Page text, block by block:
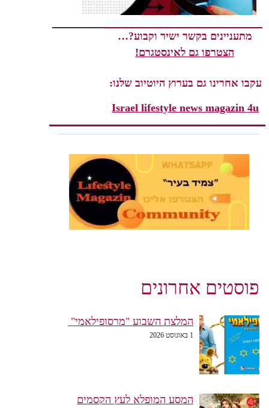
מתעניינים בקשר ישיר וקבוע?…
הצטרפו גם לאינסטגרם!
עקבו אחרינו גם בערוץ היוטיוב שלנו:
Israel lifestyle news magazin 4u
פוסטים אחרונים
המלצת השבוע "מרסופילאמי"
1 באוגוסט 2026
המסע המופלא לעץ הקסמים